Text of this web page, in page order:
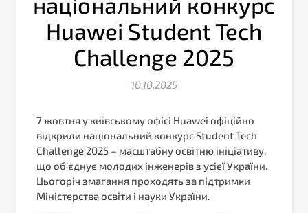
Huawei Student Tech
Challenge 2025
10.10.2025
7 жовтня у київському офісі Huawei офіційно
відкрили національний конкурс Student Tech
Challenge 2025 – масштабну освітню ініціативу,
що об’єднує молодих інженерів з усієї України.
Цьогоріч змагання проходять за підтримки
Міністерства освіти і науки України.